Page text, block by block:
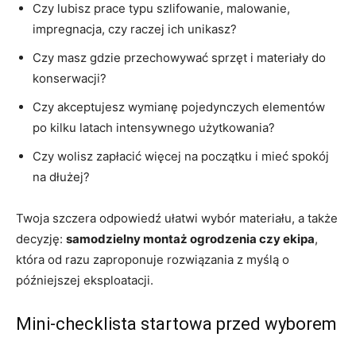
Czy lubisz prace typu szlifowanie, malowanie,
impregnacja, czy raczej ich unikasz?
Czy masz gdzie przechowywać sprzęt i materiały do
konserwacji?
Czy akceptujesz wymianę pojedynczych elementów
po kilku latach intensywnego użytkowania?
Czy wolisz zapłacić więcej na początku i mieć spokój
na dłużej?
Twoja szczera odpowiedź ułatwi wybór materiału, a także
decyzję: samodzielny montaż ogrodzenia czy ekipa,
która od razu zaproponuje rozwiązania z myślą o
późniejszej eksploatacji.
Mini-checklista startowa przed wyborem